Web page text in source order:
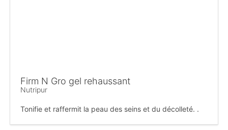
Firm N Gro gel rehaussant
Nutripur
Tonifie et raffermit la peau des seins et du décolleté. .